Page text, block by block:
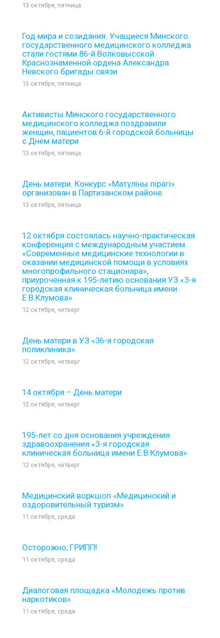
13 октября, пятница
Год мира и созидания. Учащиеся Минского
государственного медицинского колледжа
стали гостями 86-й Волковысской
Краснознаменной ордена Александра
Невского бригады связи
13 октября, пятница
Активисты Минского государственного
медицинского колледжа поздравили
женщин, пациентов 6-й городской больницы
с Днем матери
13 октября, пятница
День матери. Конкурс «Матулiны пiрагi»
организован в Партизанском районе.
13 октября, пятница
12 октября состоялась научно-практическая
конференция с международным участием
«Современные медицинские технологии в
оказании медицинской помощи в условиях
многопрофильного стационара»,
приуроченная к 195-летию основания УЗ «3-я
городская клиническая больница имени
Е.В.Клумова»
12 октября, четверг
День матери в УЗ «36-я городская
поликлиника»
12 октября, четверг
14 октября – День матери
12 октября, четверг
195-лет со дня основания учреждения
здравоохранения «3-я городская
клиническая больница имени Е.В.Клумова»
12 октября, четверг
Медицинский воркшоп «Медицинский и
оздоровительный туризм»
11 октября, среда
Осторожно, ГРИПП!
11 октября, среда
Диалоговая площадка «Молодежь против
наркотиков»
11 октября, среда